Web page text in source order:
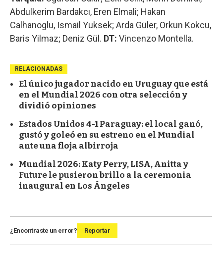
Abdulkerim Bardakcı, Eren Elmali; Hakan
Calhanoglu, Ismail Yuksek; Arda Güler, Orkun Kokcu,
Baris Yilmaz; Deniz Gül. DT: Vincenzo Montella.
RELACIONADAS
El único jugador nacido en Uruguay que está
en el Mundial 2026 con otra selección y
dividió opiniones
Estados Unidos 4-1 Paraguay: el local ganó,
gustó y goleó en su estreno en el Mundial
ante una floja albirroja
Mundial 2026: Katy Perry, LISA, Anitta y
Future le pusieron brillo a la ceremonia
inaugural en Los Ángeles
¿Encontraste un error? Reportar